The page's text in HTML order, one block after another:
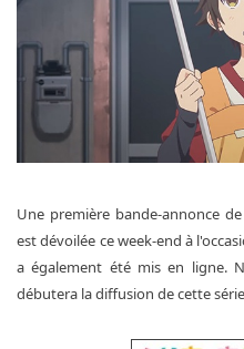
Une première bande-annonce de
est dévoilée ce week-end à
a également été mis en ligne.
débutera la diffusion de cette